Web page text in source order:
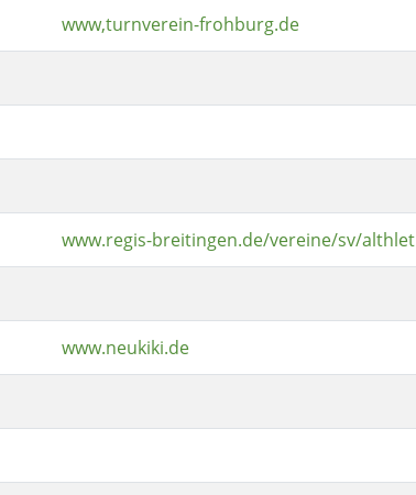
www,turnverein-frohburg.de
www.regis-breitingen.de/vereine/sv/althlet
www.neukiki.de